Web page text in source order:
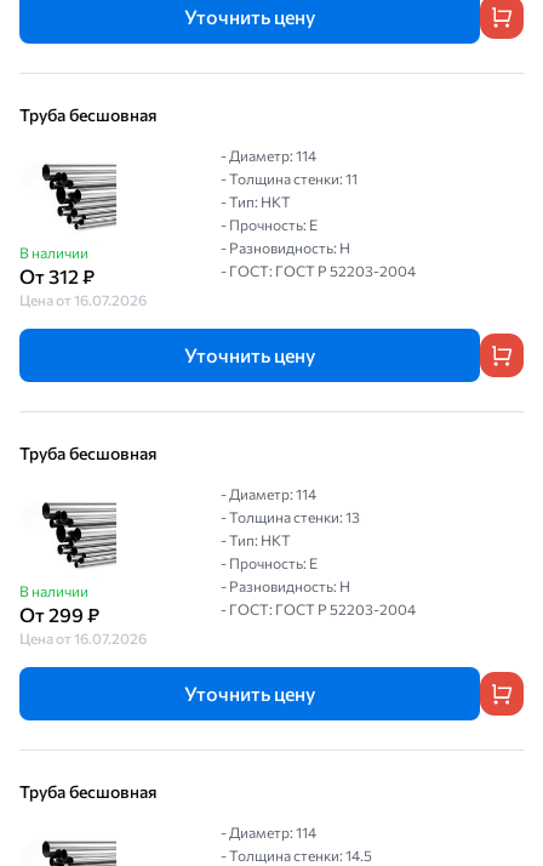
Уточнить цену
Труба бесшовная
В наличии
От 312 ₽
Цена от 16.07.2026
- Диаметр: 114
- Толщина стенки: 11
- Тип: НКТ
- Прочность: Е
- Разновидность: Н
- ГОСТ: ГОСТ Р 52203-2004
Уточнить цену
Труба бесшовная
В наличии
От 299 ₽
Цена от 16.07.2026
- Диаметр: 114
- Толщина стенки: 13
- Тип: НКТ
- Прочность: Е
- Разновидность: Н
- ГОСТ: ГОСТ Р 52203-2004
Уточнить цену
Труба бесшовная
- Диаметр: 114
- Толщина стенки: 14.5